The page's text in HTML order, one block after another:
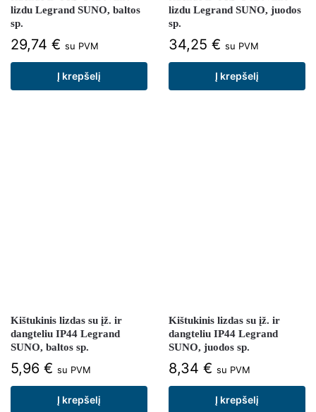
lizdu Legrand SUNO, baltos
sp.
29,74 € su PVM
Į krepšelį
lizdu Legrand SUNO, juodos
sp.
34,25 € su PVM
Į krepšelį
Kištukinis lizdas su įž. ir
dangteliu IP44 Legrand
SUNO, baltos sp.
5,96 € su PVM
Į krepšelį
Kištukinis lizdas su įž. ir
dangteliu IP44 Legrand
SUNO, juodos sp.
8,34 € su PVM
Į krepšelį